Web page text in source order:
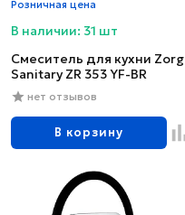
Розничная цена
В наличии: 31 шт
Смеситель для кухни Zorg
Sanitary ZR 353 YF-BR
нет отзывов
В корзину